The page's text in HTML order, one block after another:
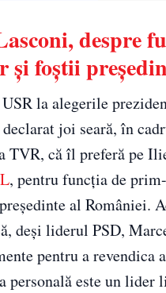
despre
și foștii
la alegerile
joi seară, în
TVR, că îl preferă pe
, pentru funcția de
al României.
deși liderul PSD,
pentru a revendica
personală este un lider